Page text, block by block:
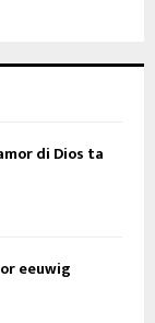
di Dios ta
eeuwig